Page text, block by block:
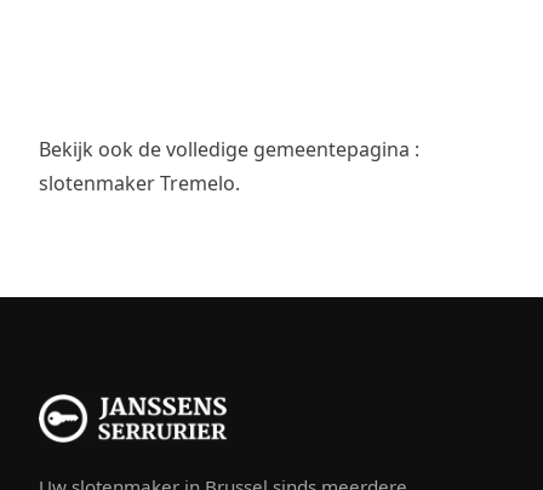
Bekijk ook de volledige gemeentepagina :
slotenmaker Tremelo.